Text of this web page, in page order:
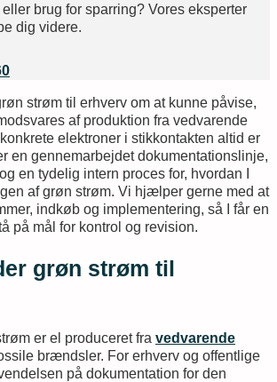
brug for sparring? Vores eksperter
dig videre.
strøm til erhverv om at kunne påvise,
af produktion fra vedvarende
elektroner i stikkontakten altid er
en gennemarbejdet dokumentationslinje,
en tydelig intern proces for, hvordan I
af grøn strøm. Vi hjælper gerne med at
indkøb og implementering, så I får en
på mål for kontrol og revision.
grøn strøm til
er el produceret fra vedvarende
brændsler. For erhverv og offentlige
på dokumentation for den